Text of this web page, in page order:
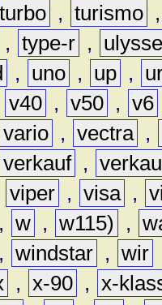
turbo , turismo
, type-r ,
, uno , up ,
v40 , v50 , v6
vario , vectra ,
verkauf ,
viper , visa ,
, w , w115) ,
, windstar , wir
, x-90 , x-